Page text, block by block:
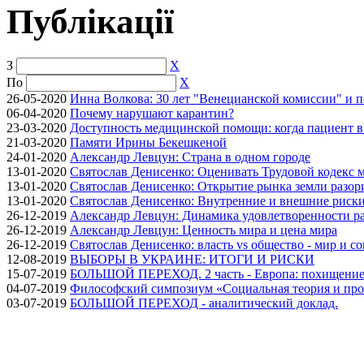
Публікації
З
X
По
X
26-05-2020 Инна Волкова: 30 лет "Венецианской комиссии" и
06-04-2020 Почему нарушают карантин?
23-03-2020 Доступность медицинской помощи: когда пациент
21-03-2020 Памяти Ирины Бекешкеной
24-01-2020 Александр Левцун: Страна в одном городе
13-01-2020 Святослав Денисенко: Оценивать Трудовой кодекс
13-01-2020 Святослав Денисенко: Открытие рынка земли
13-01-2020 Святослав Денисенко: Внутренние и внешние
26-12-2019 Александр Левцун: Динамика удовлетворенности
26-12-2019 Александр Левцун: Ценность мира и цена мира
26-12-2019 Святослав Денисенко: власть vs общество - мир и
12-08-2019 ВЫБОРЫ В УКРАИНЕ: ИТОГИ И РИСКИ
15-07-2019 БОЛЬШОЙ ПЕРЕХОД. 2 часть - Европа: похищение
04-07-2019 Философский симпозиум «Социальная теория и
03-07-2019 БОЛЬШОЙ ПЕРЕХОД - аналитический доклад.